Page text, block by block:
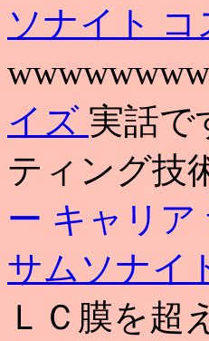
ソナイト
イズ 実話で
ティング技
ー キャリア
サムソナイ
ＬＣ膜を超